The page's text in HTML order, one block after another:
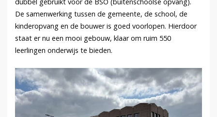
De samenwerking tussen de gemeente, de school, de
kinderopvang en de bouwer is goed voorlopen. Hierdoor
staat er nu een mooi gebouw, klaar om ruim 550
leerlingen onderwijs te bieden.